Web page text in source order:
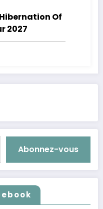
Of
2027
Abonnez-vous